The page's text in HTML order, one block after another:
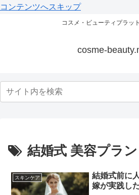
コンテンツへスキップ
コスメ・ビューティプラッ
cosme-
結婚式 美容プラン
スキンケア
結婚式前に
嫁が実践し